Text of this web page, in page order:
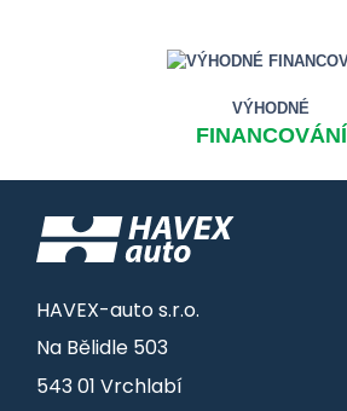
VÝHODNÉ
FINANCOVÁNÍ
HAVEX-auto s.r.o.
Na Bělidle 503
543 01 Vrchlabí